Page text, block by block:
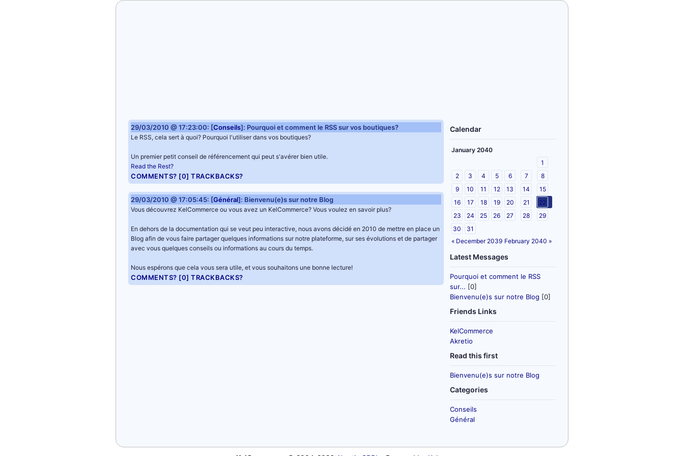
Calendar
January 2040
1
2
3 4 5 6 7
8
9
10 11 12 13 14
15
16
17 18 19 20 21
22
23
24 25 26 27 28
29
30
31
« December 2039 February 2040 »
Latest Messages
Pourquoi et comment le RSS
sur... [0]
Bienvenu(e)s sur notre Blog [0]
Friends Links
KelCommerce
Akretio
Read this first
Bienvenu(e)s sur notre Blog
Categories
Conseils
Général
29/03/2010 @ 17:23:00: [Conseils]: Pourquoi et comment le RSS sur vos boutiques?
Le RSS, cela sert à quoi? Pourquoi l'utiliser dans vos boutiques?
Un premier petit conseil de référencement qui peut s'avérer bien utile.
Read the Rest?
COMMENTS? [0] TRACKBACKS?
29/03/2010 @ 17:05:45: [Général]: Bienvenu(e)s sur notre Blog
Vous découvrez KelCommerce ou vous avez un KelCommerce? Vous voulez en savoir plus?
En dehors de la documentation qui se veut peu interactive, nous avons décidé en 2010 de mettre en place un
Blog afin de vous faire partager quelques informations sur notre plateforme, sur ses évolutions et de partager
avec vous quelques conseils ou informations au cours du temps.
Nous espérons que cela vous sera utile, et vous souhaitons une bonne lecture!
COMMENTS? [0] TRACKBACKS?